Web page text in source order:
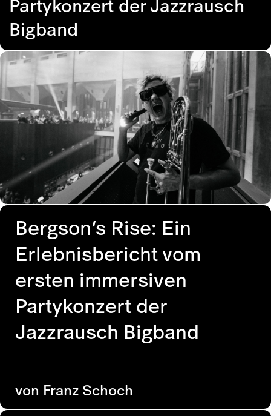
Bigband
Bergson’s Rise: Ein
Erlebnisbericht vom
ersten immersiven
Partykonzert der
Jazzrausch Bigband
von Franz Schoch